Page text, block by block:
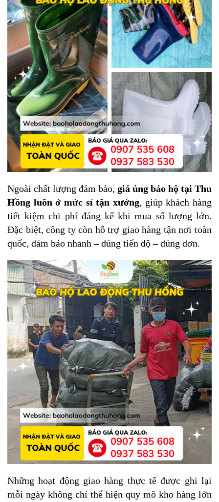
Ngoài chất lượng đảm bảo, giá ủng bảo hộ tại Thu
Hồng luôn ở mức sỉ tận xưởng, giúp khách hàng
tiết kiệm chi phí đáng kể khi mua số lượng lớn.
Đặc biệt, công ty còn hỗ trợ giao hàng tận nơi toàn
quốc, đảm bảo nhanh – đúng tiến độ – đúng đơn.
Những hoạt động giao hàng thực tế được ghi lại
mỗi ngày không chỉ thể hiện quy mô kho hàng lớn